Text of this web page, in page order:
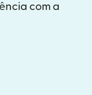
com a